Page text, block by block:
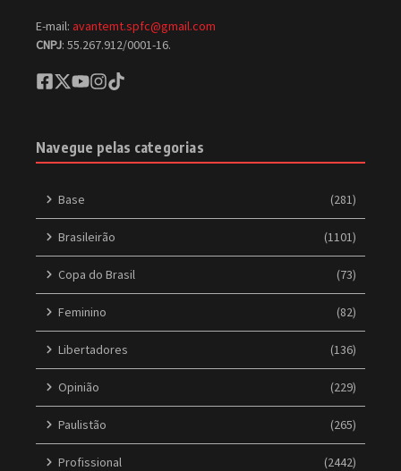
E-mail: avantemt.spfc@gmail.com
CNPJ: 55.267.912/0001-16.
Navegue pelas categorias
Base (281)
Brasileirão (1101)
Copa do Brasil (73)
Feminino (82)
Libertadores (136)
Opinião (229)
Paulistão (265)
Profissional (2442)